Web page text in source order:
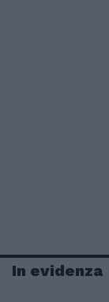
In evidenza